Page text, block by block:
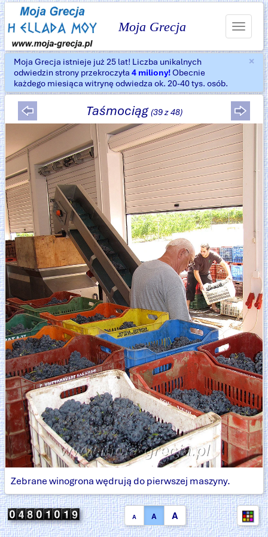
Moja Grecja
Toggle
×
Moja Grecja istnieje już 25 lat! Liczba unikalnych
odwiedzin strony przekroczyła 4 miliony!Obecnie
każdego miesiąca witrynę odwiedza ok. 20-40 tys. osób.
Taśmociąg(39 z 48)
Zebrane winogrona wędrują do pierwszej maszyny.
A A A